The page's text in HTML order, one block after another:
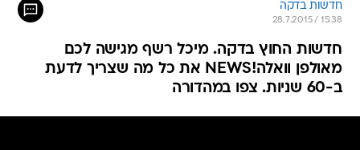
חדשות בדקה
28.7.2015 / 15:38
חדשות החוץ בדקה. מיכל רשף מגישה לכם
מאולפן וואלה!NEWS את כל מה שצריך לדעת
ב-60 שניות. צפו במהדורה